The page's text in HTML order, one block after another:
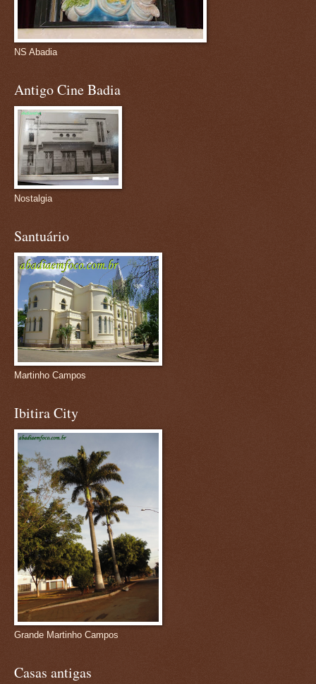
NS Abadia
Antigo Cine Badia
Nostalgia
Santuário
Martinho Campos
Ibitira City
Grande Martinho Campos
Casas antigas